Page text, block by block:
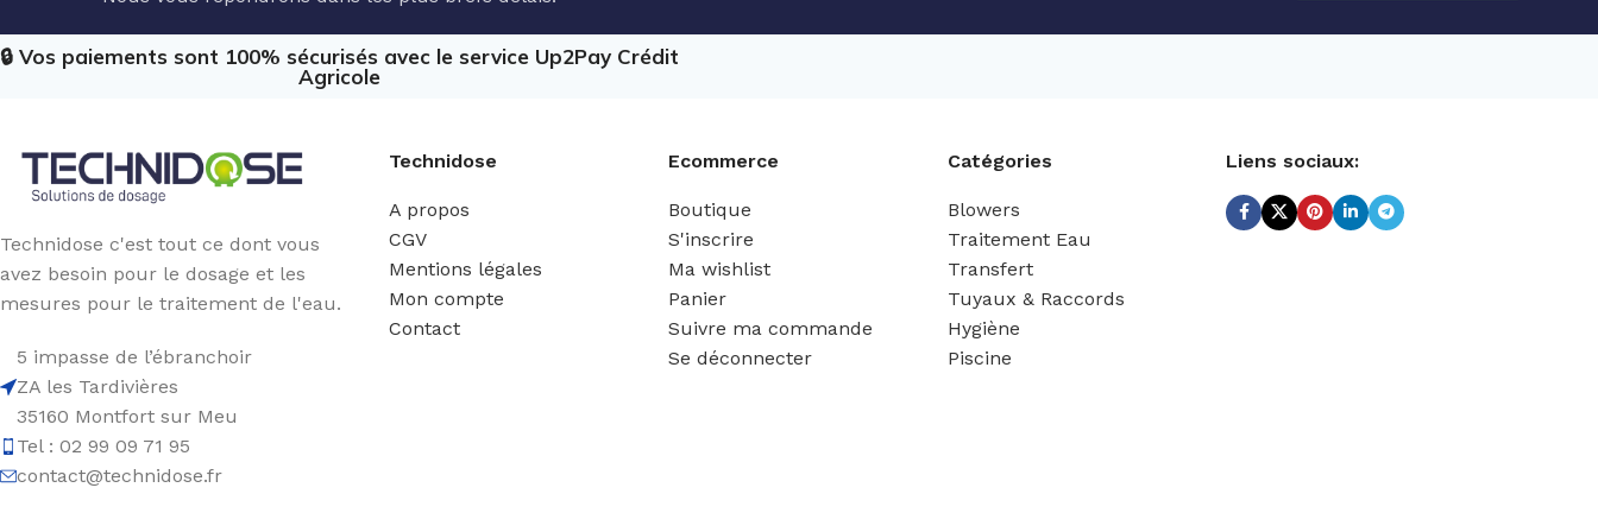
🔒 Vos paiements sont 100% sécurisés avec le service Up2Pay Crédit
Agricole
Technidose c'est tout ce dont vous
avez besoin pour le dosage et les
mesures pour le traitement de l'eau.
5 impasse de l’ébranchoir
ZA les Tardivières
35160 Montfort sur Meu
Tel : 02 99 09 71 95
contact@technidose.fr
Technidose
A propos
CGV
Mentions légales
Mon compte
Contact
Ecommerce
Boutique
S'inscrire
Ma wishlist
Panier
Suivre ma commande
Se déconnecter
Catégories
Blowers
Traitement Eau
Transfert
Tuyaux & Raccords
Hygiène
Piscine
Liens sociaux: